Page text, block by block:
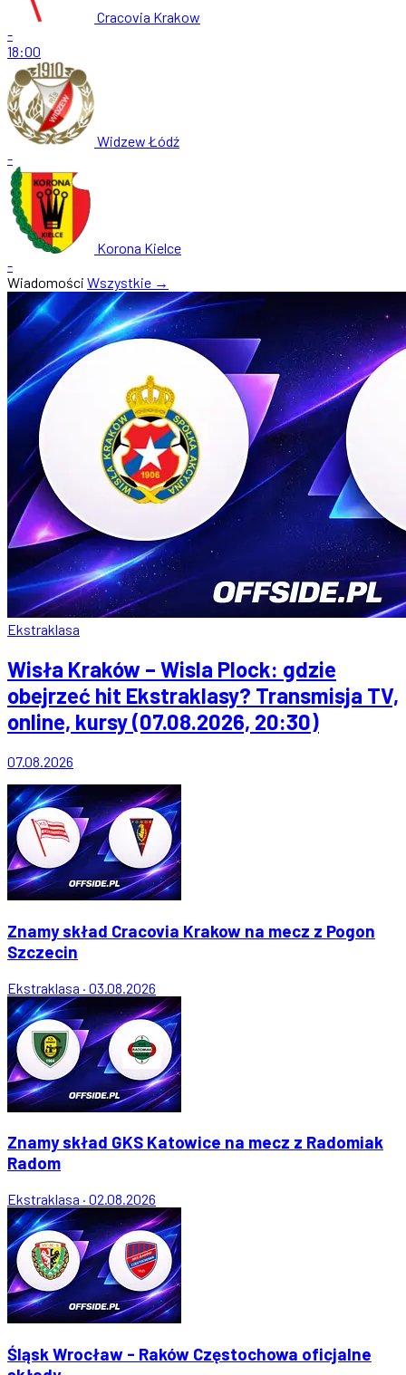
Cracovia Krakow
-
18:00
Widzew Łódź
-
Korona Kielce
-
Wiadomości Wszystkie →
Ekstraklasa
Wisła Kraków – Wisla Plock: gdzie
obejrzeć hit Ekstraklasy? Transmisja TV,
online, kursy (07.08.2026, 20:30)
07.08.2026
Znamy skład Cracovia Krakow na mecz z Pogon
Szczecin
Ekstraklasa · 03.08.2026
Znamy skład GKS Katowice na mecz z Radomiak
Radom
Ekstraklasa · 02.08.2026
Śląsk Wrocław - Raków Częstochowa oficjalne